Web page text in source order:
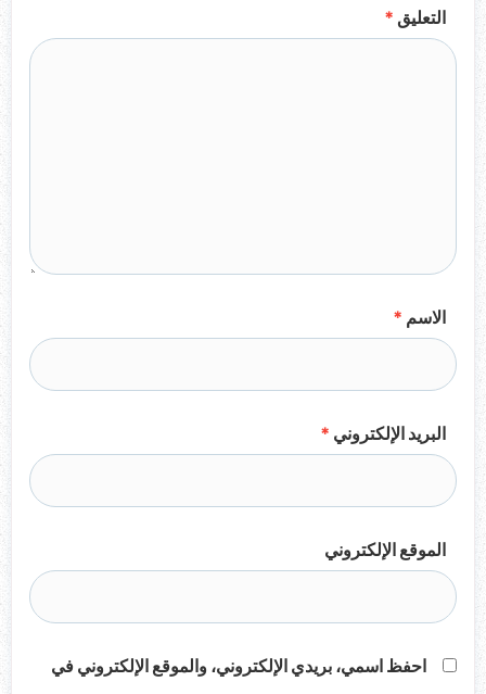
التعليق *
الاسم *
البريد الإلكتروني *
الموقع الإلكتروني
احفظ اسمي، بريدي الإلكتروني، والموقع الإلكتروني في